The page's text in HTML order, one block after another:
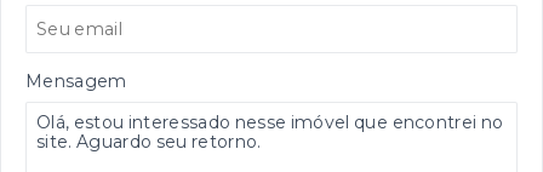
Mensagem